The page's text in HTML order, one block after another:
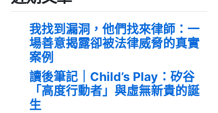
我找到漏洞，他們找來律師：一
場善意揭露卻被法律威脅的真實
案例
讀後筆記｜Child’s Play：矽谷
「高度行動者」與虛無新貴的誕
生